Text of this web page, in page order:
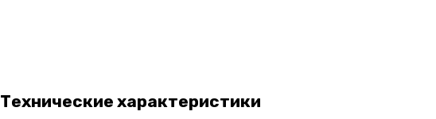
Технические характеристики